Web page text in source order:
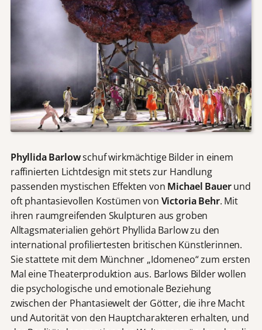
Phyllida Barlowschuf wirkmächtige Bilder in einem
raffinierten Lichtdesign mit stets zur Handlung
passenden mystischen Effekten von Michael Bauerund
oft phantasievollen Kostümen von Victoria Behr. Mit
ihren raumgreifenden Skulpturen aus groben
Alltagsmaterialien gehört Phyllida Barlow zu den
international profiliertesten britischen Künstlerinnen.
Sie stattete mit dem Münchner „Idomeneo“ zum ersten
Mal eine Theaterproduktion aus. Barlows Bilder wollen
die psychologische und emotionale Beziehung
zwischen der Phantasiewelt der Götter, die ihre Macht
und Autorität von den Hauptcharakteren erhalten, und